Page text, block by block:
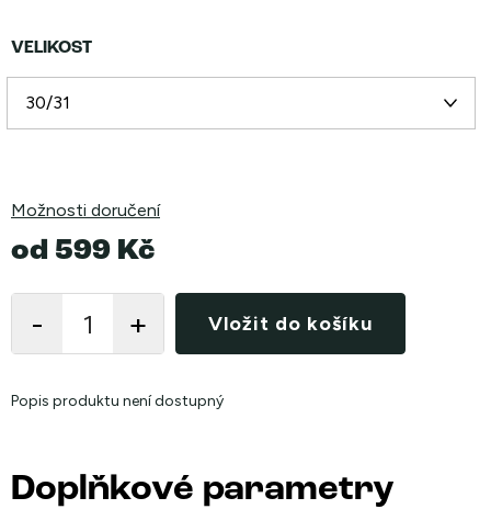
VELIKOST
Možnosti doručení
od 599 Kč
cena:
Vložit do košíku
Popis produktu není dostupný
Doplňkové parametry